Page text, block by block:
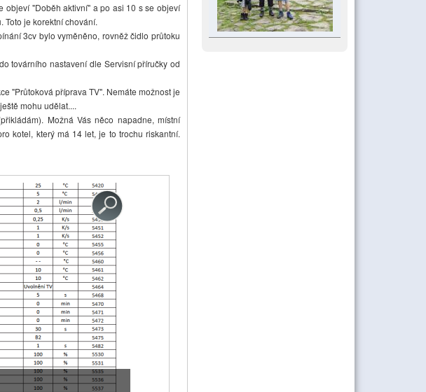
objeví "Doběh aktivní" a po asi 10 s se objeví
Toto je korektní chování.
3cv bylo vyměněno, rovněž čidlo průtoku
továrního nastavení dle Servisní příručky od
"Průtoková příprava TV". Nemáte možnost je
mohu udělat....
Možná Vás něco napadne, místní
kotel, který má 14 let, je to trochu riskantní.